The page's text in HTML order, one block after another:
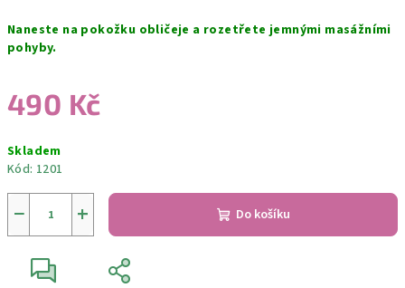
Naneste na pokožku obličeje a rozetřete jemnými masážními
pohyby.
490 Kč
cena:
Skladem
Kód: 1201
+
− Do košíku